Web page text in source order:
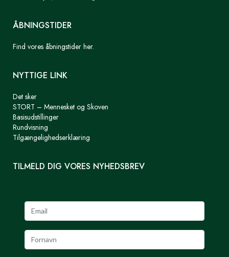
ÅBNINGSTIDER
Find vores åbningstider her.
NYTTIGE LINK
Det sker
STORT – Mennesket og Skoven
Basisudstillinger
Rundvisning
Tilgængelighedserklæring
TILMELD DIG VORES NYHEDSBREV